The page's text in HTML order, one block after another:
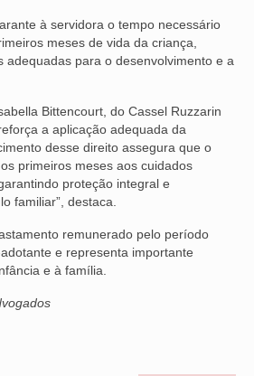
POLÍCIA JUDICIAL
E INCLUSÃO
à servidora o tempo necessário
meses de vida da criança,
adequadas para o desenvolvimento e a
Bittencourt, do Cassel Ruzzarin
a aplicação adequada da
desse direito assegura que o
primeiros meses aos cuidados
proteção integral e
familiar”, destaca.
remunerado pelo período
e representa importante
e à família.